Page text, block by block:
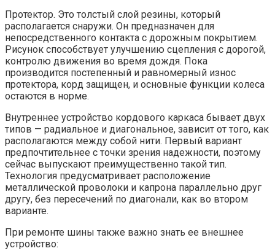
Протектор. Это толстый слой резины, который
располагается снаружи. Он предназначен для
непосредственного контакта с дорожным покрытием.
Рисунок способствует улучшению сцепления с дорогой,
контролю движения во время дождя. Пока
производится постепенный и равномерный износ
протектора, корд защищен, и основные функции колеса
остаются в норме.
Внутреннее устройство кордового каркаса бывает двух
типов — радиальное и диагональное, зависит от того, как
располагаются между собой нити. Первый вариант
предпочтительнее с точки зрения надежности, поэтому
сейчас выпускают преимущественно такой тип.
Технология предусматривает расположение
металлической проволоки и капрона параллельно друг
другу, без пересечений по диагонали, как во втором
варианте.
При ремонте шины также важно знать ее внешнее
устройство: